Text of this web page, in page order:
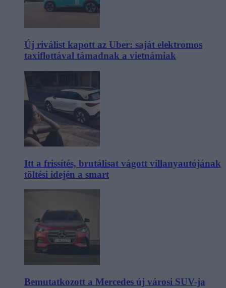
Új riválist kapott az Uber: saját elektromos
taxiflottával támadnak a vietnámiak
Itt a frissítés, brutálisat vágott villanyautójának
töltési idején a smart
Bemutatkozott a Mercedes új városi SUV-ja